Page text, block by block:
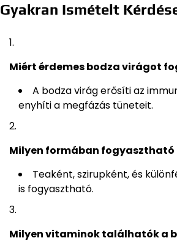
Gyakran Ismételt
Miért érdemes bodza virágot
A bodza virág erősíti az
enyhíti a megfázás tüneteit.
Milyen formában fogyasztható
Teaként, szirupként, és
is fogyasztható.
Milyen vitaminok találhatók a